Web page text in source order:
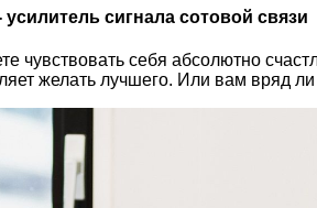
усилитель сигнала сотовой связи
чувствовать себя абсолютно
желать лучшего. Или вам вряд